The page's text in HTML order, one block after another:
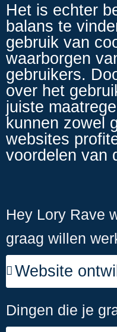
Het is echter
balans te
gebruik van
waarborgen
gebruikers.
over het
juiste
kunnen zowel
websites
voordelen van
Hey Lory Rave
graag willen
Dingen die je